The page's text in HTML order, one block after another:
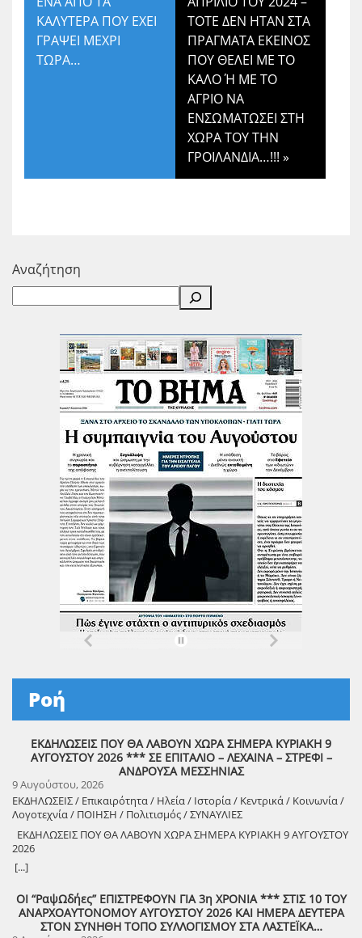
ΚΑΛΥΤΕΡΑ ΠΟΥ ΕΧΕΙ
ΓΡΑΨΕΙ ΜΕΧΡΙ
ΤΩΡΑ…
ΤΟΤΕ ΔΕΝ ΗΤΑΝ ΣΤΑ
ΠΡΑΓΜΑΤΑ ΕΚΕΙΝΟΣ
ΠΟΥ ΘΕΛΕΙ ΜΕ ΤΟ
ΚΑΛΟ Ή ΜΕ ΤΟ
ΑΓΡΙΟ ΝΑ
ΕΝΣΩΜΑΤΩΣΕΙ ΣΤΗ
ΧΩΡΑ ΤΟΥ ΤΗΝ
ΓΡΟΙΛΑΝΔΙΑ…!!! »
Αναζήτηση
Ροή
ΕΚΔΗΛΩΣΕΙΣ ΠΟΥ ΘΑ ΛΑΒΟΥΝ ΧΩΡΑ ΣΗΜΕΡΑ ΚΥΡΙΑΚΗ 9
ΑΥΓΟΥΣΤΟΥ 2026 *** ΣΕ ΕΠΙΤΑΛΙΟ – ΛΕΧΑΙΝΑ – ΣΤΡΕΦΙ –
ΑΝΔΡΟΥΣΑ ΜΕΣΣΗΝΙΑΣ
9 Αυγούστου, 2026
ΕΚΔΗΛΩΣΕΙΣ / Επικαιρότητα / Ηλεία / Ιστορία / Κεντρικά / Κοινωνία /
Λογοτεχνία / ΠΟΙΗΣΗ / Πολιτισμός / ΣΥΝΑΥΛΙΕΣ
ΕΚΔΗΛΩΣΕΙΣ ΠΟΥ ΘΑ ΛΑΒΟΥΝ ΧΩΡΑ ΣΗΜΕΡΑ ΚΥΡΙΑΚΗ 9 ΑΥΓΟΥΣΤΟΥ
2026
88888888888888888888888888888888888888888888888888888888888888
88888888888888888888888888888888888888888888888888888888888888
[...]
ΟΙ “ΡαψΩδήες” ΕΠΙΣΤΡΕΦΟΥΝ ΓΙΑ 3η ΧΡΟΝΙΑ *** ΣΤΙΣ 10 ΤΟΥ
ΑΝΑΡΧΟΑΥΤΟΝΟΜΟΥ ΑΥΓΟΥΣΤΟΥ 2026 ΚΑΙ ΗΜΕΡΑ ΔΕΥΤΕΡΑ
ΣΤΟΝ ΣΥΝΗΘΗ ΤΟΠΟ ΣΥΛΛΟΓΙΣΜΟΥ ΣΤΑ ΛΑΣΤΕΪΚΑ…